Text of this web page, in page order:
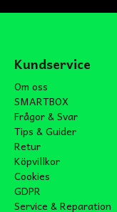
Kundservice
Om oss
SMARTBOX
Frågor & Svar
Tips & Guider
Retur
Köpvillkor
Cookies
GDPR
Service & Reparation